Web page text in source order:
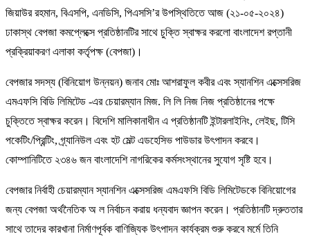
জিয়াউর রহমান, বিএসপি, এনডিসি, পিএসসি’র উপস্থিতিতে আজ (২১-০৫-২০২৪)
ঢাকাস্থ বেপজা কমপ্লেক্সে প্রতিষ্ঠানটির সাথে চুক্তি স্বাক্ষর করলো বাংলাদেশ রপ্তানী
প্রক্রিয়াকরণ এলাকা কর্তৃপক্ষ (বেপজা)।
বেপজার সদস্য (বিনিয়োগ উন্নয়ন) জনাব মোঃ আশরাফুল কবীর এবং স্যানশিন এক্সেসরিজ
এমএফসি বিডি লিমিটেড -এর চেয়ারম্যান মিজ. লি লি নিজ নিজ প্রতিষ্ঠানের পক্ষে
চুক্তিতে স্বাক্ষর করেন। বিদেশি মালিকানাধীন এ প্রতিষ্ঠানটি ইন্টারলাইনিং, লেইছ, টিসি
পকেটিং/প্রিন্টিং, গ্র্যানিউল এবং হট মেল্ট এডহেসিভ পাউডার উৎপাদন করবে।
কোম্পানিটিতে ২৩৪৬ জন বাংলাদেশি নাগরিকের কর্মসংস্থানের সুযোগ সৃষ্টি হবে।
বেপজার নির্বাহী চেয়ারম্যান স্যানশিন এক্সেসরিজ এমএফসি বিডি লিমিটেডকে বিনিয়োগের
জন্য বেপজা অর্থনৈতিক অ ল নির্বাচন করায় ধন্যবাদ জ্ঞাপন করেন। প্রতিষ্ঠানটি দ্রুততার
সাথে তাদের কারখানা নির্মাণপূর্বক বাণিজ্যিক উৎপাদন কার্যক্রম শুরু করবে মর্মে তিনি